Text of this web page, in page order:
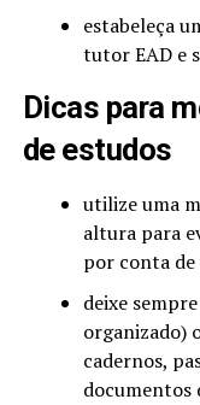
estabeleça
tutor EAD e
Dicas para
de estudos
utilize uma
altura para
por conta de
deixe
organizado)
cadernos,
documentos